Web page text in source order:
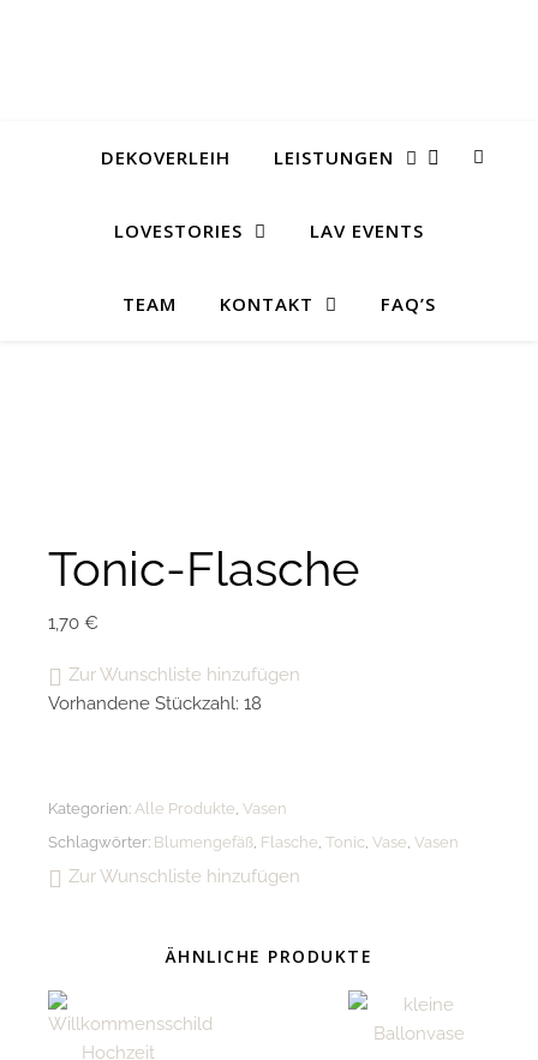
DEKOVERLEIH LEISTUNGEN
LOVESTORIES LAV EVENTS
TEAM KONTAKT FAQ’S
Tonic-Flasche
1,70 €
Zur Wunschliste hinzufügen
Vorhandene Stückzahl: 18
Kategorien: Alle Produkte, Vasen
Schlagwörter: Blumengefäß, Flasche, Tonic, Vase, Vasen
Zur Wunschliste hinzufügen
ÄHNLICHE PRODUKTE